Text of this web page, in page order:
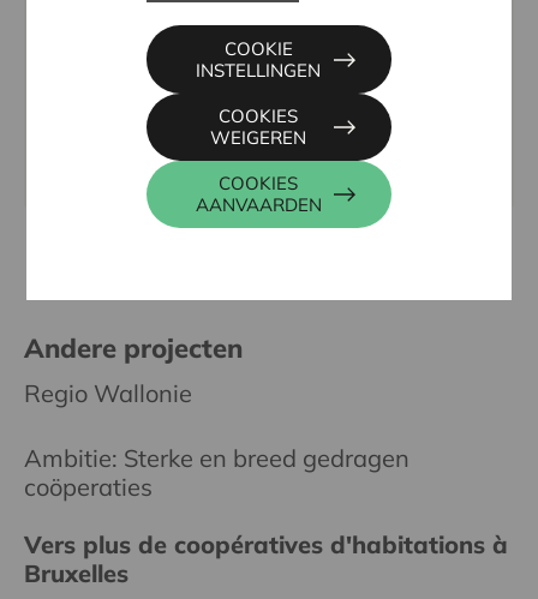
PRIX ROGER VANTHOURNOUT, RUE DE STEPPES
24, 4000 LIÈGE
04 227 58 89
info@prixdeleconomiesociale.be
www.prixdeleconomiesociale.be/
Andere projecten
Regio Wallonie
Ambitie: Sterke en breed gedragen
coöperaties
Vers plus de coopératives d'habitations à
Bruxelles
COOKIES
AANVAARDEN
COOKIES
WEIGEREN
COOKIE
INSTELLINGEN